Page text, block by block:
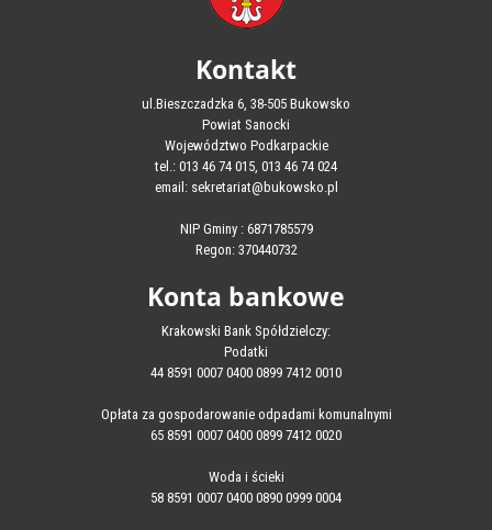
Kontakt
ul.Bieszczadzka 6, 38-505 Bukowsko
Powiat Sanocki
Województwo Podkarpackie
tel.: 013 46 74 015, 013 46 74 024
email: sekretariat@bukowsko.pl
NIP Gminy : 6871785579
Regon: 370440732
Konta bankowe
Krakowski Bank Spółdzielczy:
Podatki
44 8591 0007 0400 0899 7412 0010
Opłata za gospodarowanie odpadami komunalnymi
65 8591 0007 0400 0899 7412 0020
Woda i ścieki
58 8591 0007 0400 0890 0999 0004